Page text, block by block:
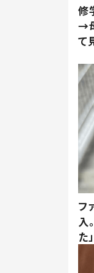
修
→
て
フ
入
た